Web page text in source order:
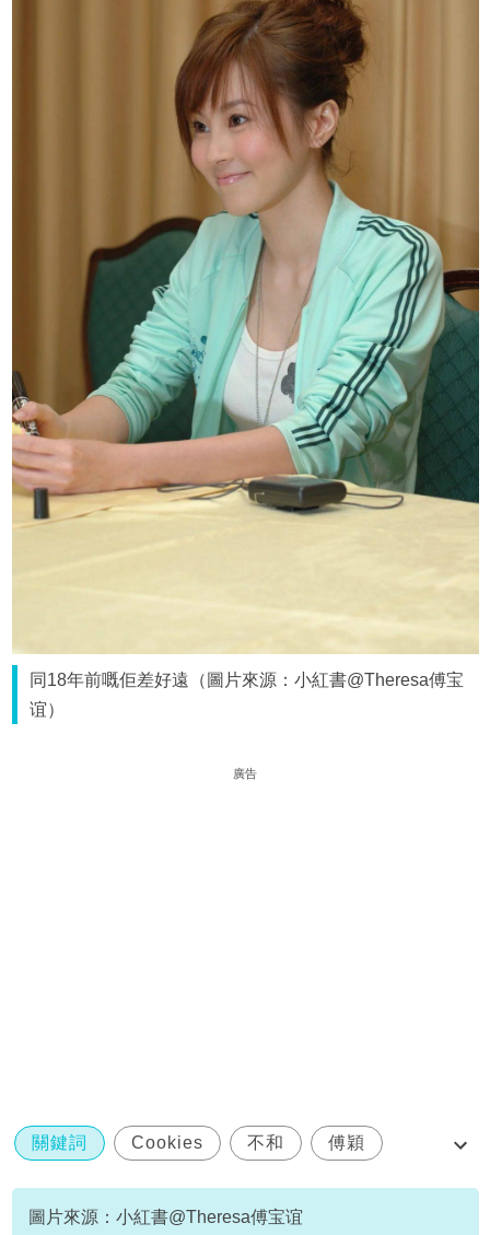
同18年前嘅佢差好遠（圖片來源：小紅書@Theresa傅宝
谊）
廣告
關鍵詞 Cookies 不和 傅穎
區文詩
圖片來源：小紅書@Theresa傅宝谊